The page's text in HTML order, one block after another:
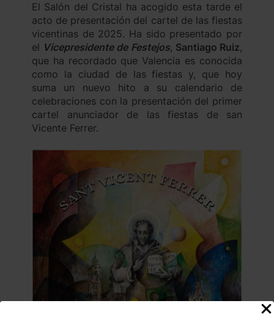
El Salón del Cristal ha acogido esta tarde el
acto de presentación del cartel de las fiestas
vicentinas de 2025. Ha sido presentado por
el Vicepresidente de Festejos, Santiago Ruiz,
que ha recordado que Valencia es conocida
como la ciudad de las fiestas y, que hoy
suma un nuevo hito a su calendario de
celebraciones con la presentación del primer
cartel anunciador de las fiestas de san
Vicente Ferrer.